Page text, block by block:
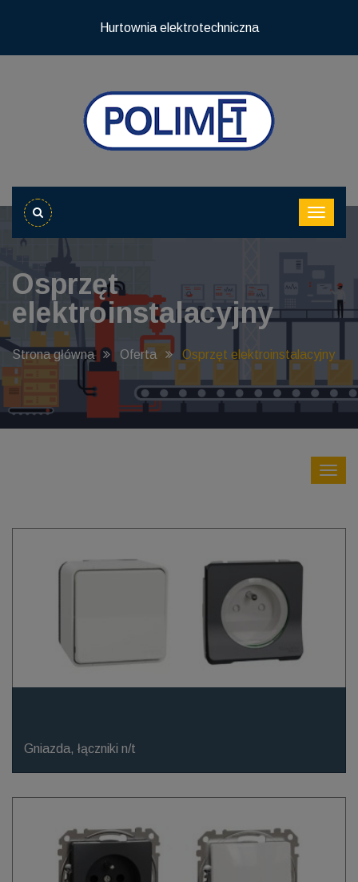
Hurtownia elektrotechniczna
Osprzęt
elektroinstalacyjny
Strona główna Oferta Osprzęt elektroinstalacyjny
Gniazda, łączniki n/t